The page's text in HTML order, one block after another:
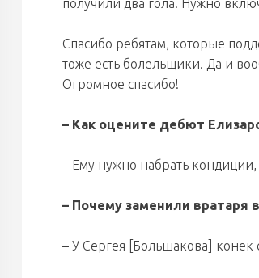
получили два гола. Нужно
Спасибо ребятам, которые
тоже есть болельщики. Да и
Огромное спасибо!
– Как оцените дебют
– Ему нужно набрать кондиции,
– Почему заменили вратаря
– У Сергея [Большакова] конек